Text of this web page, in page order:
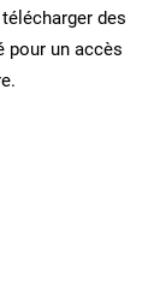
des
pour un accès